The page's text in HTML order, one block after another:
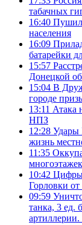
табачных
16:40
населения
16:09
батарейки
15:57
Донецкой
15:04 В
городе
13:11 Атака
НПЗ
12:28 Удары
жизнь
11:35
10:42 Цифры
Горловки
09:59
танка, 3 ед.